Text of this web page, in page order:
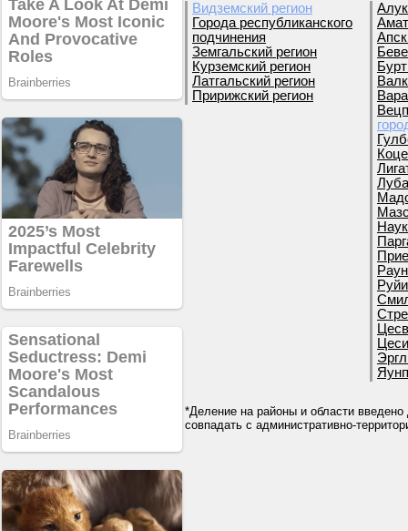
Видземский регион
Города республиканского
подчинения
Земгальский регион
Курземский регион
Латгальский регион
Пририжский регион
*Деление на районы и области введено
совпадать с административно-